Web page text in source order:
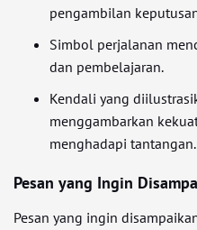
pengambilan
Simbol perjalanan
dan pembelajaran.
Kendali yang
menggambarkan
menghadapi tantangan.
Pesan yang Ingin
Pesan yang ingin